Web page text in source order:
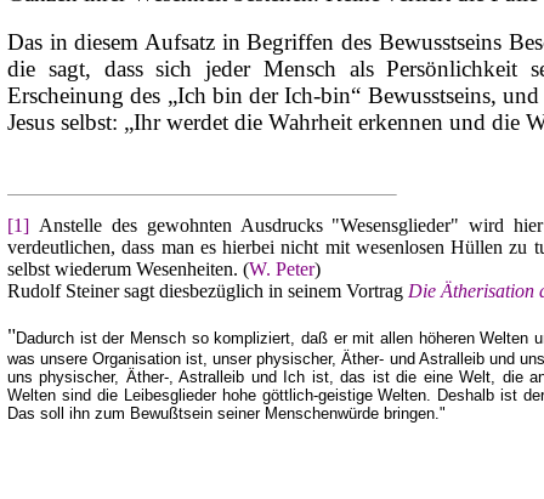
Das in diesem Aufsatz in Begriffen des Bewusstseins
die sagt, dass sich jeder Mensch als Persönlichkeit
Erscheinung des „Ich bin der Ich-bin“ Bewusstseins,
Jesus selbst: „Ihr werdet die Wahrheit erkennen und die
[1] Anstelle des gewohnten Ausdrucks "Wesensglieder" wird
verdeutlichen, dass man es hierbei nicht mit wesenlosen Hüllen zu
selbst wiederum Wesenheiten. (W. Peter)
Rudolf Steiner sagt diesbezüglich in seinem Vortrag Die Ätherisation
"Dadurch ist der Mensch so kompliziert, daß er mit allen höheren
was unsere Organisation ist, unser physischer, Äther- und Astralleib und
uns physischer, Äther-, Astralleib und Ich ist, das ist die eine Welt, die
Welten sind die Leibesglieder hohe göttlich-geistige Welten. Deshalb ist
Das soll ihn zum Bewußtsein seiner Menschenwürde bringen."